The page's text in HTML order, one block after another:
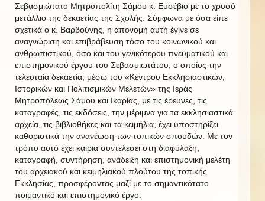
Σεβασμιώτατο Μητροπολίτη Σάμου κ. Ευσέβιο με το χρυσό
μετάλλιο της δεκαετίας της Σχολής. Σύμφωνα με όσα είπε
σχετικά ο κ. Βαρβούνης, η απονομή αυτή έγινε σε
αναγνώριση και επιβράβευση τόσο του κοινωνικού και
ανθρωπιστικού, όσο και του γενικότερου πνευματικού και
επιστημονικού έργου του Σεβασμιωτάτου, ο οποίος την
τελευταία δεκαετία, μέσω του «Κέντρου Εκκλησιαστικών,
Ιστορικών και Πολιτισμικών Μελετών» της Ιεράς
Μητροπόλεως Σάμου και Ικαρίας, με τις έρευνες, τις
καταγραφές, τις εκδόσεις, την μέριμνα για τα εκκλησιαστικά
αρχεία, τις βιβλιοθήκες και τα κειμήλια, έχει υποστηρίξει
καθοριστικά την ανανέωση των τοπικών σπουδών. Με τον
τρόπο αυτό έχει καίρια συντελέσει στη διαφύλαξη,
καταγραφή, συντήρηση, ανάδειξη και επιστημονική μελέτη
του αρχειακού και κειμηλιακού πλούτου της τοπικής
Εκκλησίας, προσφέροντας μαζί με το σημαντικότατο
ποιμαντικό και επιστημονικό έργο.